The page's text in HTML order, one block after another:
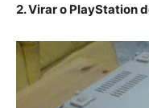
2. Virar o PlayStation